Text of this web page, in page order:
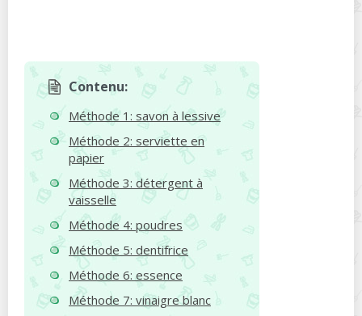
Contenu:
Méthode 1: savon à lessive
Méthode 2: serviette en
papier
Méthode 3: détergent à
vaisselle
Méthode 4: poudres
Méthode 5: dentifrice
Méthode 6: essence
Méthode 7: vinaigre blanc